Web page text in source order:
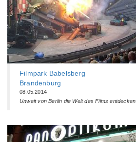
Filmpark Babelsberg
Brandenburg
08.05.2014
Unweit von Berlin die Welt des Films entdecken.